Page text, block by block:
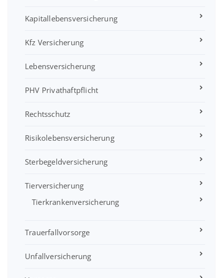
Kapitallebensversicherung
Kfz Versicherung
Lebensversicherung
PHV Privathaftpflicht
Rechtsschutz
Risikolebensversicherung
Sterbegeldversicherung
Tierversicherung
Tierkrankenversicherung
Trauerfallvorsorge
Unfallversicherung